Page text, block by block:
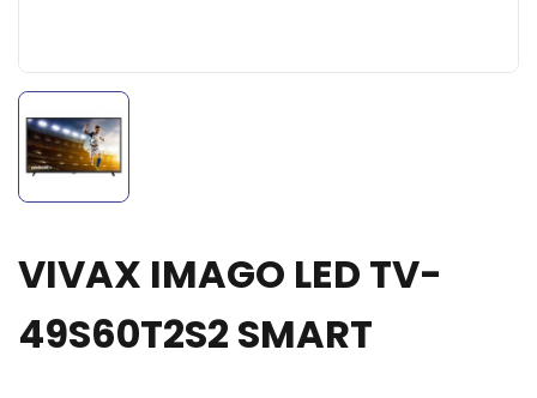
VIVAX IMAGO LED TV-
49S60T2S2 SMART